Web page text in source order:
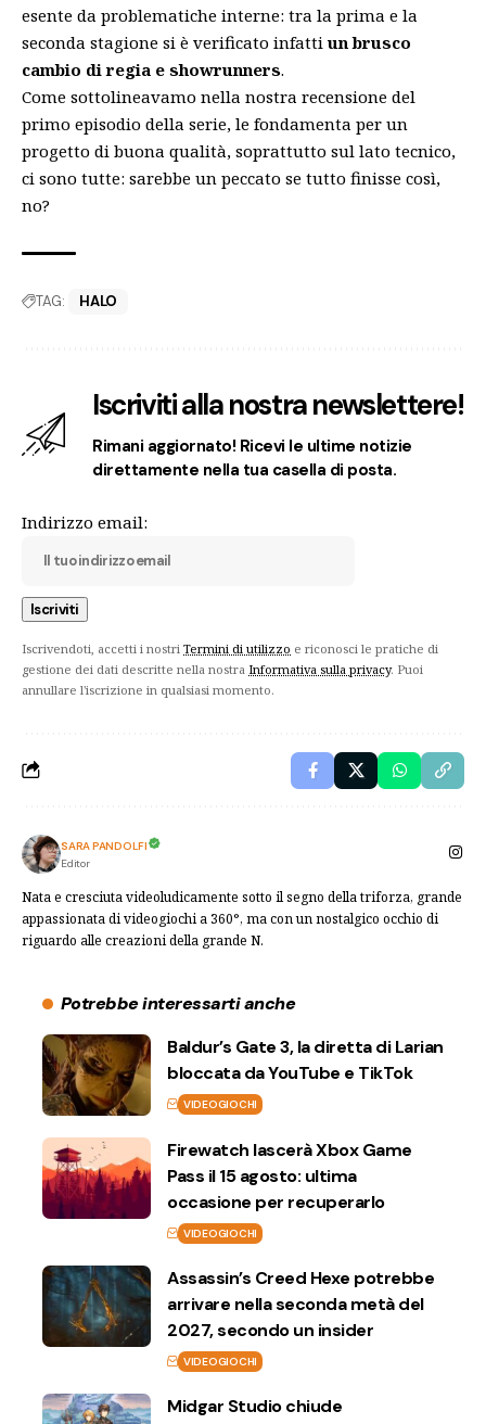
esente da problematiche interne: tra la prima e la
seconda stagione si è verificato infatti un brusco
cambio di regia e showrunners.
Come sottolineavamo nella nostra recensione del
primo episodio della serie, le fondamenta per un
progetto di buona qualità, soprattutto sul lato tecnico,
ci sono tutte: sarebbe un peccato se tutto finisse così,
no?
TAG: HALO
Iscriviti alla nostra newslettere!
Rimani aggiornato! Ricevi le ultime notizie
direttamente nella tua casella di posta.
Indirizzo email:
Iscrivendoti, accetti i nostri Termini di utilizzo e riconosci le pratiche di
gestione dei dati descritte nella nostra Informativa sulla privacy. Puoi
annullare l'iscrizione in qualsiasi momento.
SARA PANDOLFI
Editor
Nata e cresciuta videoludicamente sotto il segno della triforza, grande
appassionata di videogiochi a 360°, ma con un nostalgico occhio di
riguardo alle creazioni della grande N.
Potrebbe interessarti anche
Baldur’s Gate 3, la diretta di Larian
bloccata da YouTube e TikTok
VIDEOGIOCHI
Firewatch lascerà Xbox Game
Pass il 15 agosto: ultima
occasione per recuperarlo
VIDEOGIOCHI
Assassin’s Creed Hexe potrebbe
arrivare nella seconda metà del
2027, secondo un insider
VIDEOGIOCHI
Midgar Studio chiude